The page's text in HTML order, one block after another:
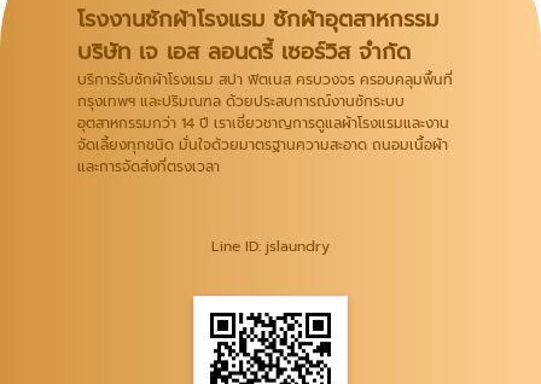
โรงงานซักผ้าโรงแรม ซักผ้าอุตสาหกรรม
บริษัท เจ เอส ลอนดรี้ เซอร์วิส จำกัด
บริการรับซักผ้าโรงแรม สปา ฟิตเนส ครบวงจร ครอบคลุมพื้นที่
กรุงเทพฯ และปริมณฑล ด้วยประสบการณ์งานซักระบบ
อุตสาหกรรมกว่า 14 ปี เราเชี่ยวชาญการดูแลผ้าโรงแรมและงาน
จัดเลี้ยงทุกชนิด มั่นใจด้วยมาตรฐานความสะอาด ถนอมเนื้อผ้า
และการจัดส่งที่ตรงเวลา
Line ID: jslaundry